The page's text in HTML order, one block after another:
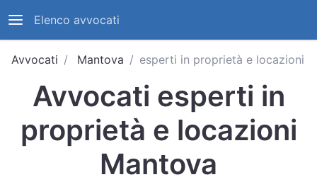
Elenco avvocati
Avvocati Mantova esperti in proprietà e locazioni
Avvocati esperti in
proprietà e locazioni
Mantova